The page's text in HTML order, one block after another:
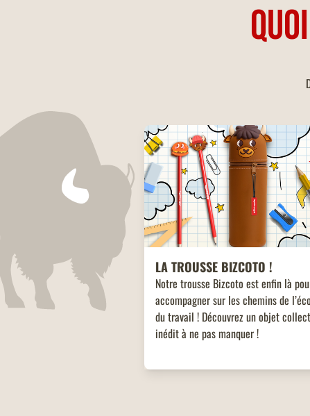
LA TROUSSE BIZCOTO !
Notre trousse Bizcoto est enfin là
accompagner sur les chemins de
du travail ! Découvrez un objet
inédit à ne pas manquer !